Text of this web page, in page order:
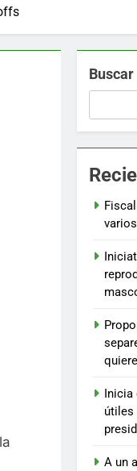
Buscar
útiles
A un